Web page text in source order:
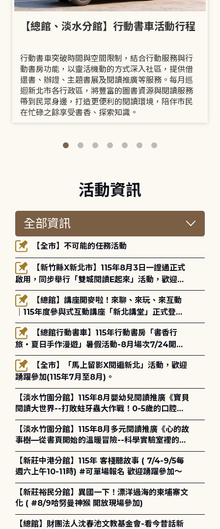
【總館、淡水分館】行動書車活動行程
行動書車突破時間與空間限制，結合行動服務與行
動書房功能，以靈活機動的方式深入社區，提供借
還書、辦證、主題書展及閱讀推廣等服務。每月巡
迴新北市各行政區，將豐富的圖書資源與閱讀服務
帶到民眾身邊，打造更便利的閱讀環境，陪伴市民
在忙碌之餘享受書香、探索知識。
活動資訊
【全市】不可能的任務活動
啟用，同步舉行「雙城閱讀E起來」活動，歡迎踴
躍參加(115年8月3日至10月4日)。
｜115年度參與式互動講座「新北講堂」正式登
場！
旅・夏日手作漫遊」暑假活動-8月場次7/24開始
報名
踴躍參加(115年7月至8月)。
【淡水竹圍分館】115年8月嬰幼兒閱讀推廣《寶貝
閱讀大世界--打敗蛀牙蟲大作戰！0-5歲的口腔照
護全攻略》
【淡水竹圍分館】115年8月多元閱讀推廣《心的故
事樹—從書頁開始的溫暖冒險--科學實驗室裡的放
電章魚》
【新莊中港分館】115年 客棧聽故事 ( 7/4-9/5每
週六上午10-11時) #可單場報名 歡迎踴躍參加～
【新莊裕民分館】異國一下！漂洋過海的柬埔寨文
化 ( #8/9哈努曼神猴 開放現場參加)
【總館】財團法人沈春池文教基金會-看今昔話新